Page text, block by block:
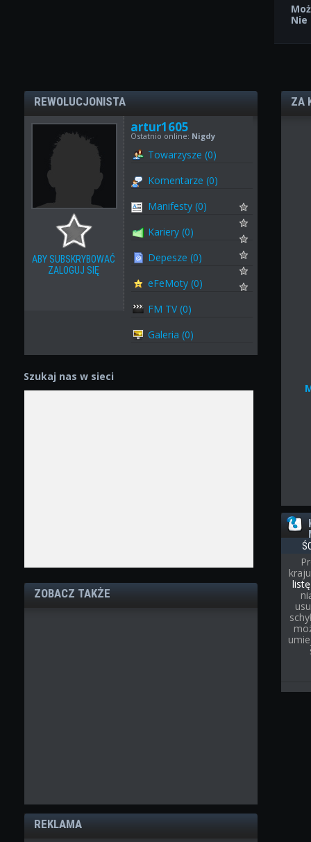
REWOLUCJONISTA
ABY SUBSKRYBOWAĆ
ZALOGUJ SIĘ
artur1605
Ostatnio online: Nigdy
Towarzysze (0)
Komentarze (0)
Manifesty (0)
Kariery (0)
Depesze (0)
eFeMoty (0)
FM TV (0)
Galeria (0)
Szukaj nas w sieci
ZOBACZ TAKŻE
REKLAMA
ZA